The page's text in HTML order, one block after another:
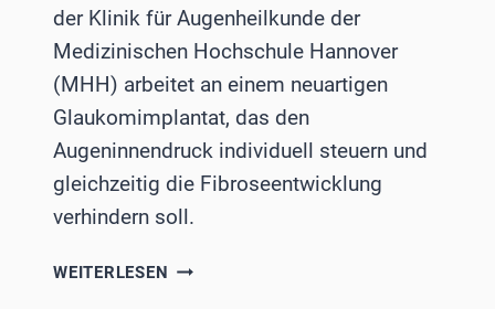
der Klinik für Augenheilkunde der
Medizinischen Hochschule Hannover
(MHH) arbeitet an einem neuartigen
Glaukomimplantat, das den
Augeninnendruck individuell steuern und
gleichzeitig die Fibroseentwicklung
verhindern soll.
WEITERLESEN MILLIONENFÖRDERUNG